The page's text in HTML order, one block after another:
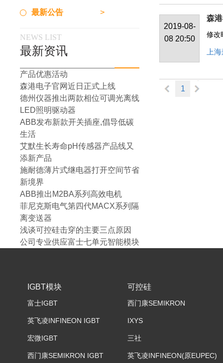
2019-08-
08 20:50
森
修
上
1
最新公告 >
NEWS LIST
最新资讯
产品优惠活动
森港电子官网近日正式上线
德州仪器推出两款相位可调光离线
LED照明驱动器
ABB发布新款开关插座,倡导低碳
生活
艾默生长寿命pH传感器产品线又
添新产品
施耐德薄片式继电器打开空间节省
新境界
ABB推出M2BA系列高效电机
菲尼克斯电气第四代MACX系列隔
离变送器
浅谈可控硅击穿的主要三点原因
公司专业供应富士七单元智能模块
IGBT模块
富士IGBT
英飞凌INFINEON IGBT
宏微IGBT
西门康SEMIKRON IGBT
可控硅
西门康SEMIKRON
IXYS
三社
英飞凌INFINEON(原EUPEC)